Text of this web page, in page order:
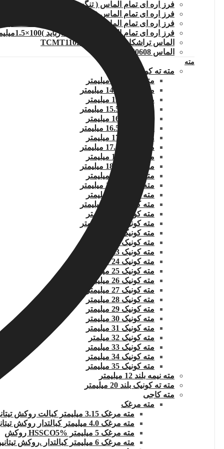
فرز اره ای تمام الماس ( تنگستن کارباید )80×1.5 میلیمتر
فرز اره ای تمام الماس ( تنگستن کارباید )100×1 میلیمتر
فرز اره ای تمام الماس ( تنگستن کارباید )100×1.2میلیمتر
فرز اره ای تمام الماس ( تنگستن کارباید )100×1.5میلیمتر
الماس تراشکاری TCMT110204.WIDIA
الماس DNMG150608
مته
مته ته کونیک
مته کونیک 14 میلیمتر
مته کونیک 14.5 میلیمتر
مته کونیک 15 میلیمتر
مته کونیک 15.5 میلیمتر
مته کونیک 16.5 میلیمتر
مته کونیک 17 میلیمتر
مته کونیک 17.5 میلیمتر
مته کونیک 18 میلیمتر
مته کونیک 18.5 میلیمتر
مته کونیک 19 میلیمتر
مته کونیک 19.5 میلیمتر
مته کونیک 20 میلیمتر
مته کونیک 20.5 میلیمتر
مته کونیک 21 میلیمتر
مته کونیک 21.5 میلیمتر
مته کونیک 22 میلیمتر
مته کونیک 22.5 میلیمتر
مته کونیک 23 میلیمتر
مته کونیک 24 میلیمتر
مته کونیک 25 میلیمتر
مته کونیک 26 میلیمتر
مته کونیک 27 میلیمتر
مته کونیک 28 میلیمتر
مته کونیک 29 میلیمتر
مته کونیک 30 میلیمتر
مته کونیک 31 میلیمتر
مته کونیک 32 میلمتر
مته کونیک 33 میلیمتر
مته کونیک 34 میلیمتر
مته کونیک 35 میلیمتر
مته نیمه بلند 12 میلیمتر
مته ته کونیک بلند 20 میلیمتر
مته کاجی
مته مرغک
مته مرغک 3.15 میلیمتر کبالت روکش تیتانیوم
مته مرغک 4.0 میلیمتر کبالتدار روکش تیتانیوم
مته مرغک 5 میلیمتر HSSCO5% روکش
مته مرغک 6 میلیمتر کبالتدار .روکش تیتانیوم